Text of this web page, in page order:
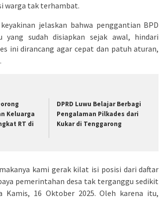
warga tak terhambat.
jelaskan bahwa penggantian BPD
sudah disiapkan sejak awal, hindari
ini dirancang agar cepat dan patuh aturan,
Keluarga
RT di
DPRD Luwu Belajar Berbagi
Pengalaman Pilkades dari
Kukar di Tenggarong
kami gerak kilat isi posisi dari daftar
pemerintahan desa tak terganggu sedikit
Kamis, 16 Oktober 2025. Oleh karena itu,